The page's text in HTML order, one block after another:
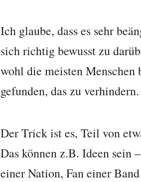
Ich glaube, dass es sehr
sich richtig bewusst zu
wohl die meisten Menschen
gefunden, das zu verhindern.
Der Trick ist es, Teil von
Das können z.B. Ideen sein
einer Nation, Fan einer